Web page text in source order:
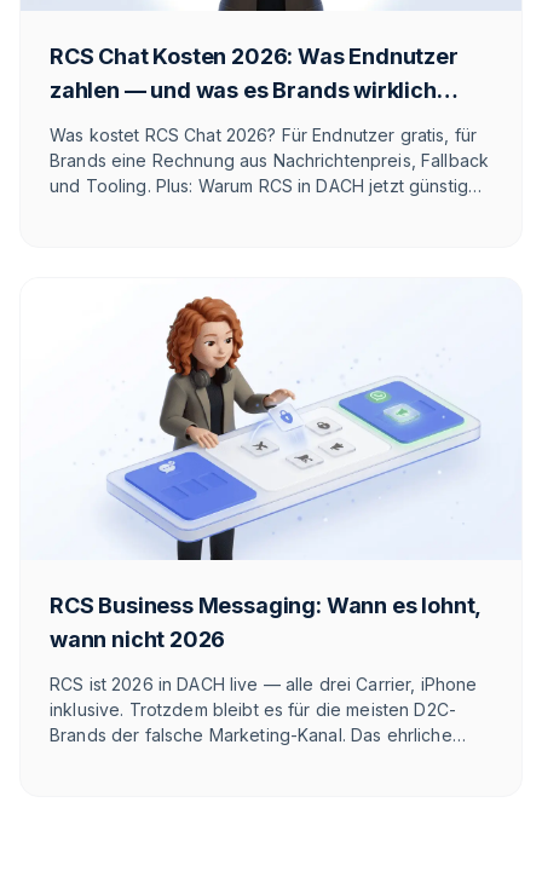
RCS Chat Kosten 2026: Was Endnutzer
zahlen — und was es Brands wirklich
kostet
Was kostet RCS Chat 2026? Für Endnutzer gratis, für
Brands eine Rechnung aus Nachrichtenpreis, Fallback
und Tooling. Plus: Warum RCS in DACH jetzt günstiger
RCS Business Messaging: Wann es lohnt,
wann nicht 2026
RCS ist 2026 in DACH live — alle drei Carrier, iPhone
inklusive. Trotzdem bleibt es für die meisten D2C-
Brands der falsche Marketing-Kanal. Das ehrliche